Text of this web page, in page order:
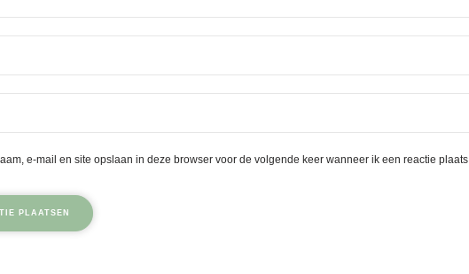
e-mail en site opslaan in deze browser voor de volgende keer wanneer ik een reactie plaats.